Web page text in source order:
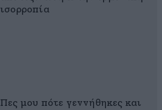
ισορροπία
Πες μου πότε γεννήθηκες και